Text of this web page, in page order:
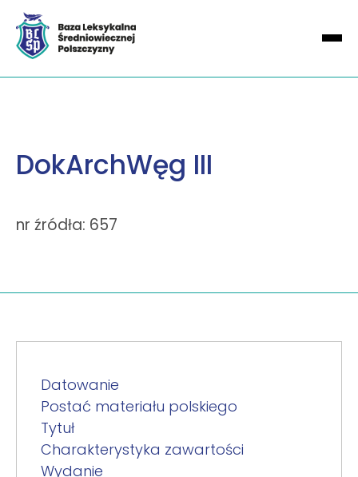
DokArchWęg III
nr źródła: 657
Datowanie
Postać materiału polskiego
Tytuł
Charakterystyka zawartości
Wydanie